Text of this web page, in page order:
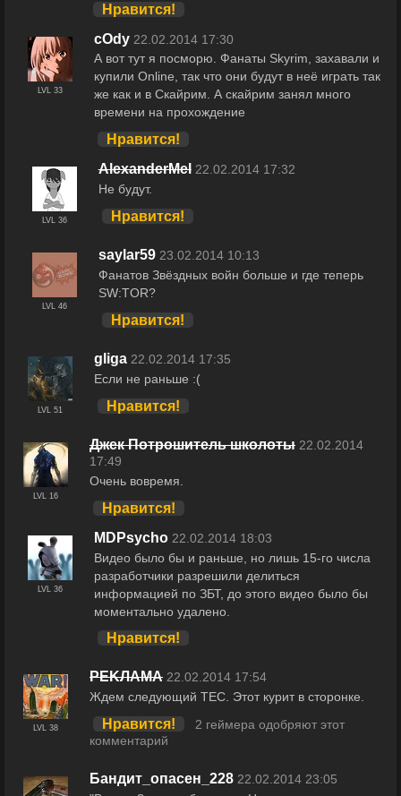
Нравится!
LVL 33
cOdy 22.02.2014 17:30
А вот тут я посморю. Фанаты Skyrim, захавали и
купили Online, так что они будут в неё играть так
же как и в Скайрим. А скайрим занял много
времени на прохождение
Нравится!
LVL 36
AlexanderMel 22.02.2014 17:32
Не будут.
Нравится!
LVL 46
saylar59 23.02.2014 10:13
Фанатов Звёздных войн больше и где теперь
SW:TOR?
Нравится!
LVL 51
gliga 22.02.2014 17:35
Если не раньше :(
Нравится!
LVL 16
Джек Потрошитель школоты 22.02.2014
17:49
Очень вовремя.
Нравится!
LVL 36
MDPsycho 22.02.2014 18:03
Видео было бы и раньше, но лишь 15-го числа
разработчики разрешили делиться
информацией по ЗБТ, до этого видео было бы
моментально удалено.
Нравится!
LVL 38
РEKЛАМА 22.02.2014 17:54
Ждем следующий ТЕС. Этот курит в сторонке.
Нравится!
2 геймера одобряют этот
комментарий
Бандит_опасен_228 22.02.2014 23:05